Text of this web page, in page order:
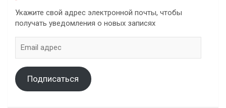
Укажите свой адрес электронной почты, чтобы
получать уведомления о новых записях
адрес
Подписаться